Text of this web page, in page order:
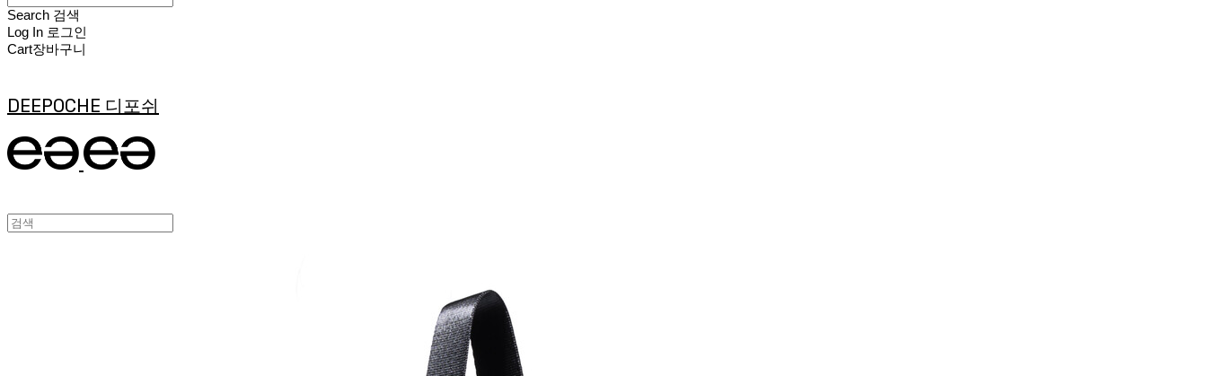
Search 검색
Log In 로그인
Cart장바구니
DEEPOCHE 디포쉬